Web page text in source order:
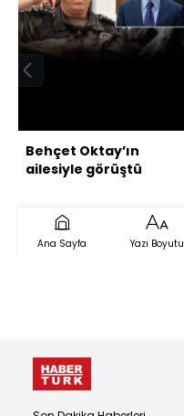
Behçet Oktay’ın
ailesiyle görüştü
Ana Sayfa Yazı Boyutu